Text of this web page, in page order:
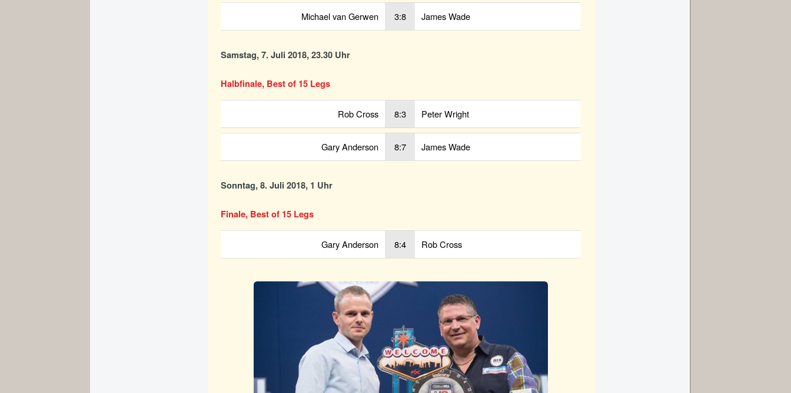
Michael van Gerwen 3:8 James Wade
Samstag, 7. Juli 2018, 23.30 Uhr
Halbfinale, Best of 15 Legs
Rob Cross 8:3 Peter Wright
Gary Anderson 8:7 James Wade
Sonntag, 8. Juli 2018, 1 Uhr
Finale, Best of 15 Legs
Gary Anderson 8:4 Rob Cross